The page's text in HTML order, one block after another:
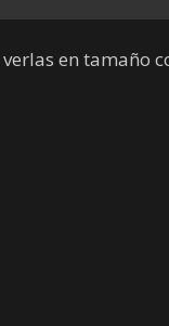
en tamaño